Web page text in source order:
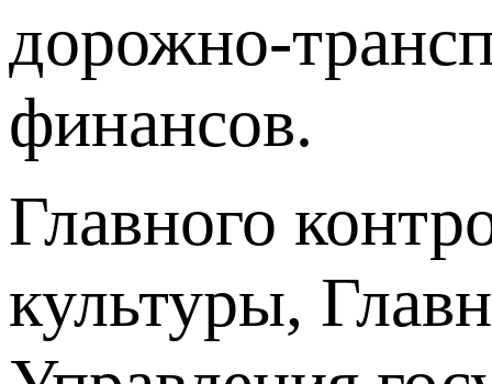
дорожно-
финансов.
Главного
культуры,